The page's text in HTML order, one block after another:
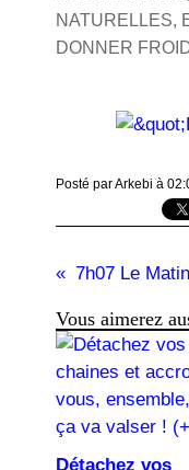
NATURELLES,
DONNER
Posté par Arkebi à
7h07 Le
Vous aimerez
Détachez vos